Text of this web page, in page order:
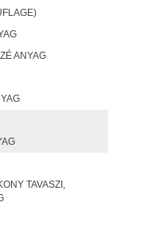
ANYAG
TAVASZI,